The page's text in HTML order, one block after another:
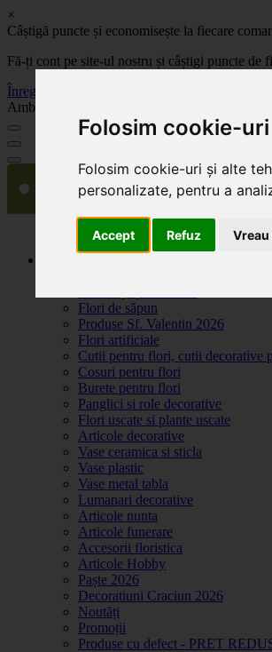
Folosim cookie-uri
Folosim cookie-uri și alte
personalizate, pentru a
Accept Refuz
×
Câștigă puncte și economisește la fiecare
Fă-ți cont pe site-ul nostru și câștigi puncte de
Înregistrează-te acum
Ambalaje, decoratiuni si accesorii pentru flori.
Flori de săpun
Produse Sf. Valentin 2026
Flori artificiale
Cutii pentru flori, cutii decorative
Cosuri pentru flori
Burete pentru flori
Panglici si role decorative
Flori uscate si plante uscate
Articole decorative
Vase ceramica si sticla
Vase plastic
Vase metal tabla
Lumanari decorative
Articole nunta
Articole funerare
Accesorii floristica
Articole Hobby
Paște 2026
Decoratiuni Craciun 2026
Noutăți
Promoții
Produse cu defect - PRET